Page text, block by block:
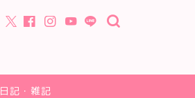
日記・雑記